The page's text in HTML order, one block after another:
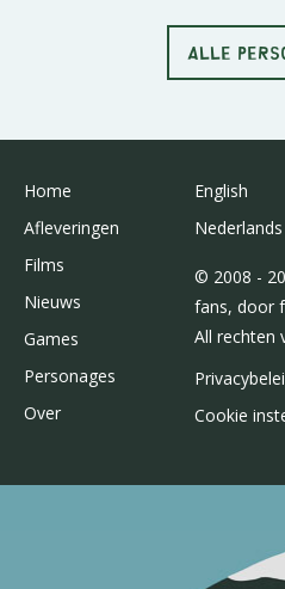
ALLE
Home
Afleveringen
Films
Nieuws
Games
Personages
Over
English
Nederlands
© 2008 -
fans, door
All rechten
Cookie